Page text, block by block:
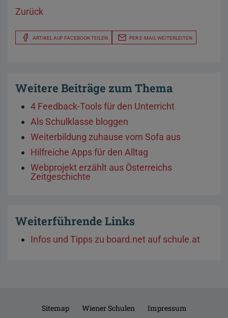
Zurück
ARTIKEL AUF FACEBOOK TEILEN PER E-MAIL WEITERLEITEN
Weitere Beiträge zum Thema
4 Feedback-Tools für den Unterricht
Als Schulklasse bloggen
Weiterbildung zuhause vom Sofa aus
Hilfreiche Apps für den Alltag
Webprojekt erzählt aus Österreichs
Zeitgeschichte
Weiterführende Links
Infos und Tipps zu board.net auf schule.at
Sitemap Wiener Schulen Impressum